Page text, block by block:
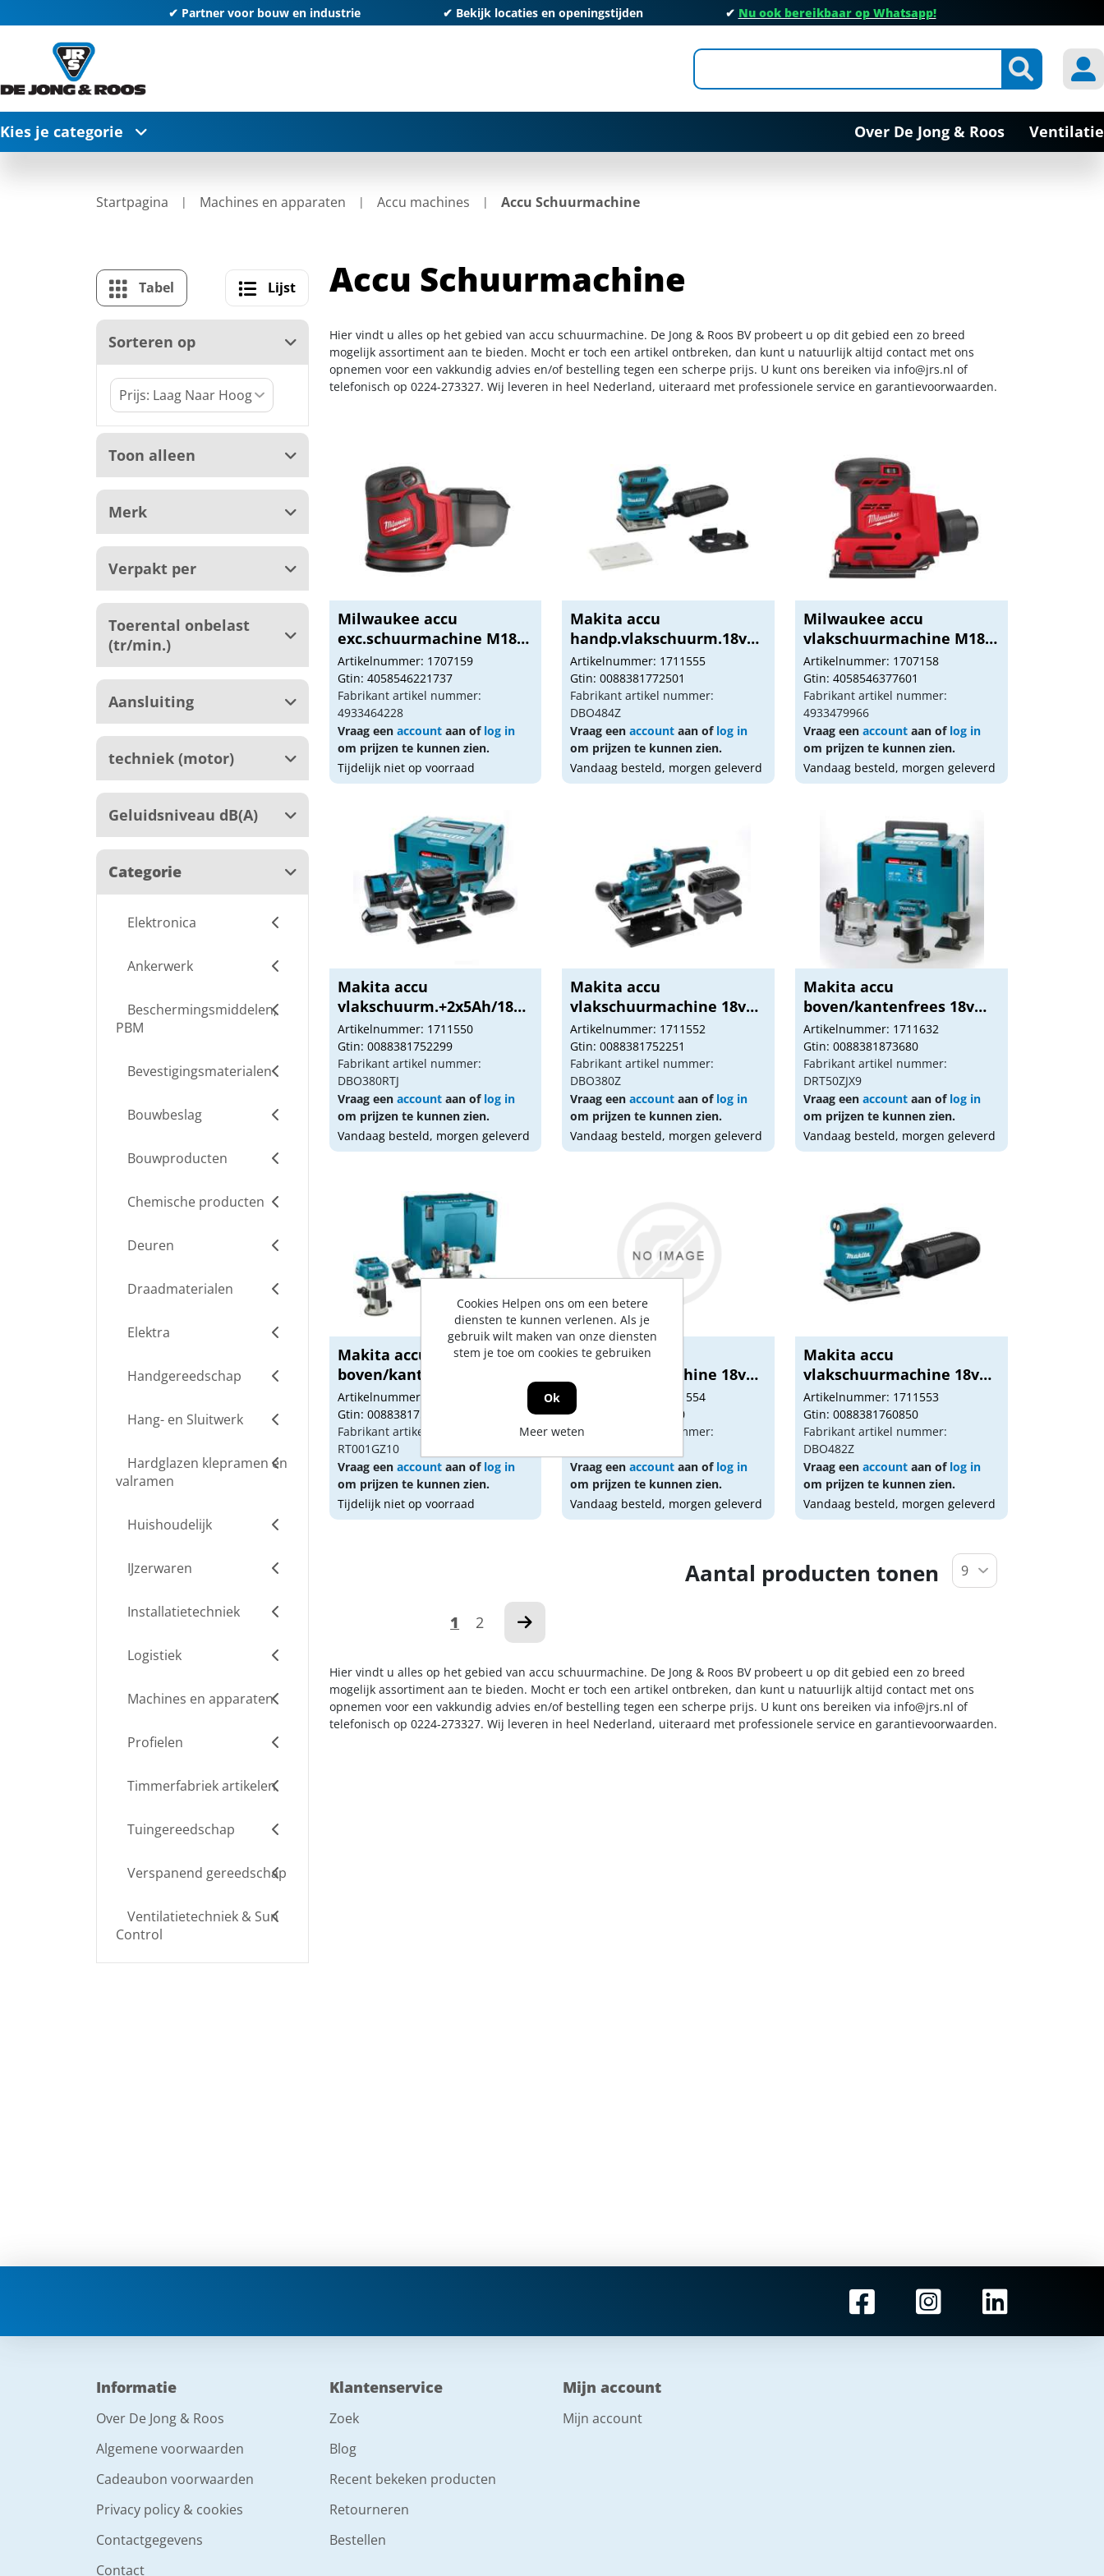
✔ Partner voor bouw en industrie ✔ Bekijk locaties en openingstijden ✔ Nu ook bereikbaar op Whatsapp!
Kies je categorie Over De Jong & Roos Ventilatie
Startpagina Machines en apparaten Accu machines Accu Schuurmachine
Tabel Lijst
Sorteren op
Toon alleen
Merk
Verpakt per
Toerental onbelast
(tr/min.)
Aansluiting
techniek (motor)
Geluidsniveau dB(A)
Categorie
Elektronica
Ankerwerk
Beschermingsmiddelen,
PBM
Bevestigingsmaterialen
Bouwbeslag
Bouwproducten
Chemische producten
Deuren
Draadmaterialen
Elektra
Handgereedschap
Hang- en Sluitwerk
Hardglazen klepramen en
valramen
Huishoudelijk
IJzerwaren
Installatietechniek
Logistiek
Machines en apparaten
Profielen
Timmerfabriek artikelen
Tuingereedschap
Verspanend gereedschap
Ventilatietechniek & Sun
Control
Accu Schuurmachine
Hier vindt u alles op het gebied van accu schuurmachine. De Jong & Roos BV probeert u op dit gebied een zo breed
mogelijk assortiment aan te bieden. Mocht er toch een artikel ontbreken, dan kunt u natuurlijk altijd contact met ons
opnemen voor een vakkundig advies en/of bestelling tegen een scherpe prijs. U kunt ons bereiken via info@jrs.nl of
telefonisch op 0224-273327. Wij leveren in heel Nederland, uiteraard met professionele service en garantievoorwaarden.
Milwaukee accu
exc.schuurmachine M18
BOS...
Artikelnummer: 1707159
Gtin: 4058546221737
Fabrikant artikel nummer:
4933464228
Vraag een accountaan of log in
om prijzen te kunnen zien.
Tijdelijk niet op voorraad
Makita accu
handp.vlakschuurm.18v
DBO484...
Artikelnummer: 1711555
Gtin: 0088381772501
Fabrikant artikel nummer:
DBO484Z
Vraag eenaccount aan of log in
om prijzen te kunnen zien.
Vandaag besteld, morgen geleverd
Milwaukee accu
vlakschuurmachine M18
BQS...
Artikelnummer: 1707158
Gtin: 4058546377601
Fabrikant artikel nummer:
4933479966
Vraag eenaccount aan of log in
om prijzen te kunnen zien.
Vandaag besteld, morgen geleverd
Makita accu
vlakschuurm.+2x5Ah/18v
DBO38...
Artikelnummer: 1711550
Gtin: 0088381752299
Fabrikant artikel nummer:
DBO380RTJ
Vraag een accountaan of log in
om prijzen te kunnen zien.
Vandaag besteld, morgen geleverd
Makita accu
vlakschuurmachine 18v
DBO380...
Artikelnummer: 1711552
Gtin: 0088381752251
Fabrikant artikel nummer:
DBO380Z
Vraag eenaccount aan of log in
om prijzen te kunnen zien.
Vandaag besteld, morgen geleverd
Makita accu
boven/kantenfrees 18v
DRT50Z...
Artikelnummer: 1711632
Gtin: 0088381873680
Fabrikant artikel nummer:
DRT50ZJX9
Vraag eenaccount aan of log in
om prijzen te kunnen zien.
Vandaag besteld, morgen geleverd
Makita accu
boven/kantenfrees 40v
RT001G...
Artikelnummer: 1711615
Gtin: 0088381759724
Fabrikant artikel nummer:
RT001GZ10
Vraag een accountaan of log in
om prijzen te kunnen zien.
Tijdelijk niet op voorraad
Makita accu
vlakschuurmachine 18v
DBO480...
Artikelnummer: 1711554
Gtin: 0088381760720
Fabrikant artikel nummer:
Vraag eenaccount aan of log in
om prijzen te kunnen zien.
Vandaag besteld, morgen geleverd
Makita accu
vlakschuurmachine 18v
DBO482...
Artikelnummer: 1711553
Gtin: 0088381760850
Fabrikant artikel nummer:
DBO482Z
Vraag eenaccount aan of log in
om prijzen te kunnen zien.
Vandaag besteld, morgen geleverd
1 2
Aantal producten tonen
Hier vindt u alles op het gebied van accu schuurmachine. De Jong & Roos BV probeert u op dit gebied een zo breed
mogelijk assortiment aan te bieden. Mocht er toch een artikel ontbreken, dan kunt u natuurlijk altijd contact met ons
opnemen voor een vakkundig advies en/of bestelling tegen een scherpe prijs. U kunt ons bereiken via info@jrs.nl of
telefonisch op 0224-273327. Wij leveren in heel Nederland, uiteraard met professionele service en garantievoorwaarden.
Informatie
Over De Jong & Roos
Algemene voorwaarden
Cadeaubon voorwaarden
Privacy policy & cookies
Contactgegevens
Contact
Klantenservice
Zoek
Blog
Recent bekeken producten
Retourneren
Bestellen
Mijn account
Mijn account
Cookies Helpen ons om een betere
diensten te kunnen verlenen. Als je
gebruik wilt maken van onze diensten
stem je toe om cookies te gebruiken
Ok
Meer weten